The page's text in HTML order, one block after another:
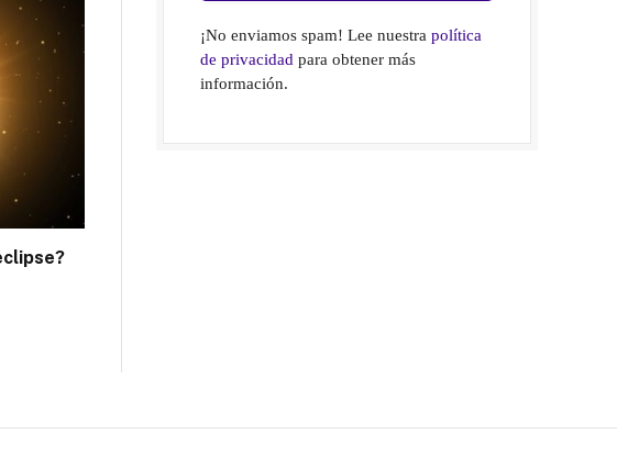
¡No enviamos spam! Lee nuestrapolítica
de privacidad para obtener más
información.